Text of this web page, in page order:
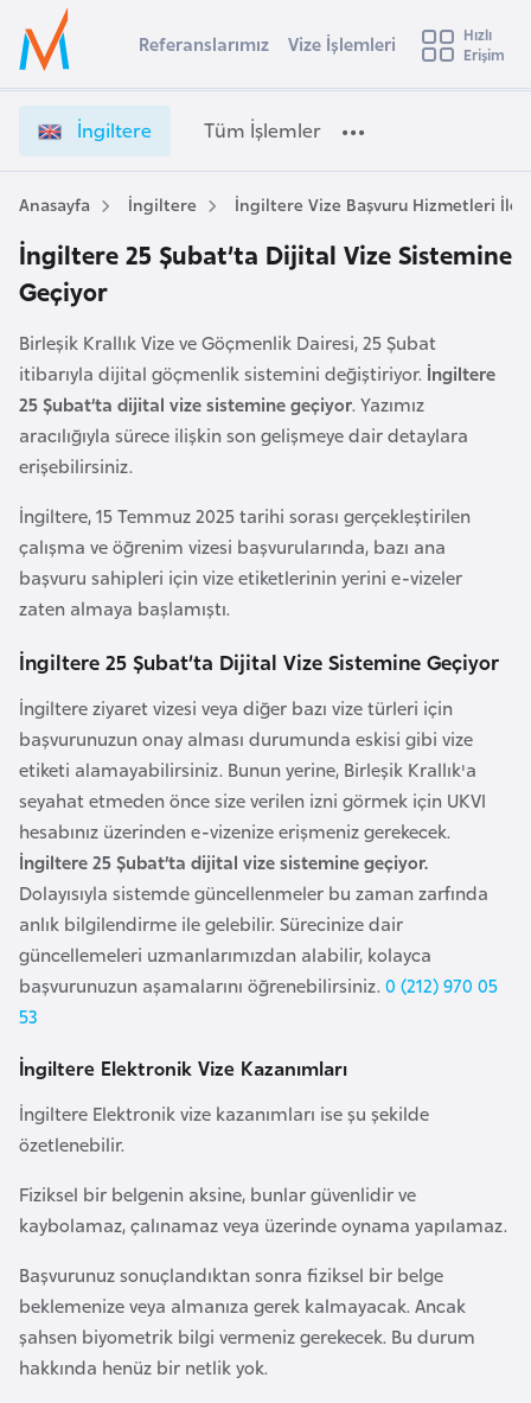
Ülke Seçimi
Başvuru yapmak istediğiniz ülkeyi seçin
Üye
Girişi
e
t
i
Referanslarımız Vize İşlemleri
Hızlı
Erişim
İngiltere Tüm İşlemler
Anasayfa İngiltere İngiltere Vize Başvuru Hizmetleri İle
İngiltere 25 Şubat’ta Dijital Vize Sistemine
Geçiyor
Birleşik Krallık Vize ve Göçmenlik Dairesi, 25 Şubat
itibarıyla dijital göçmenlik sistemini değiştiriyor. İngiltere
25 Şubat’ta dijital vize sistemine geçiyor. Yazımız
aracılığıyla sürece ilişkin son gelişmeye dair detaylara
erişebilirsiniz.
İngiltere, 15 Temmuz 2025 tarihi sorası gerçekleştirilen
çalışma ve öğrenim vizesi başvurularında, bazı ana
başvuru sahipleri için vize etiketlerinin yerini e-vizeler
zaten almaya başlamıştı.
İngiltere 25 Şubat’ta Dijital Vize Sistemine Geçiyor
İngiltere ziyaret vizesi veya diğer bazı vize türleri için
başvurunuzun onay alması durumunda eskisi gibi vize
etiketi alamayabilirsiniz. Bunun yerine, Birleşik Krallık'a
seyahat etmeden önce size verilen izni görmek için UKVI
hesabınız üzerinden e-vizenize erişmeniz gerekecek.
İngiltere 25 Şubat’ta dijital vize sistemine geçiyor.
Dolayısıyla sistemde güncellenmeler bu zaman zarfında
anlık bilgilendirme ile gelebilir. Sürecinize dair
güncellemeleri uzmanlarımızdan alabilir, kolayca
başvurunuzun aşamalarını öğrenebilirsiniz. 0 (212) 970 05
53
İngiltere Elektronik Vize Kazanımları
İngiltere Elektronik vize kazanımları ise şu şekilde
özetlenebilir.
Fiziksel bir belgenin aksine, bunlar güvenlidir ve
kaybolamaz, çalınamaz veya üzerinde oynama yapılamaz.
Başvurunuz sonuçlandıktan sonra fiziksel bir belge
beklemenize veya almanıza gerek kalmayacak. Ancak
şahsen biyometrik bilgi vermeniz gerekecek. Bu durum
hakkında henüz bir netlik yok.
s
t
r
a
A
u
s
t
u
r
y
a
A
e
r
b
a
y
c
a
n
B
a
e
y
n
B
a
n
g
l
a